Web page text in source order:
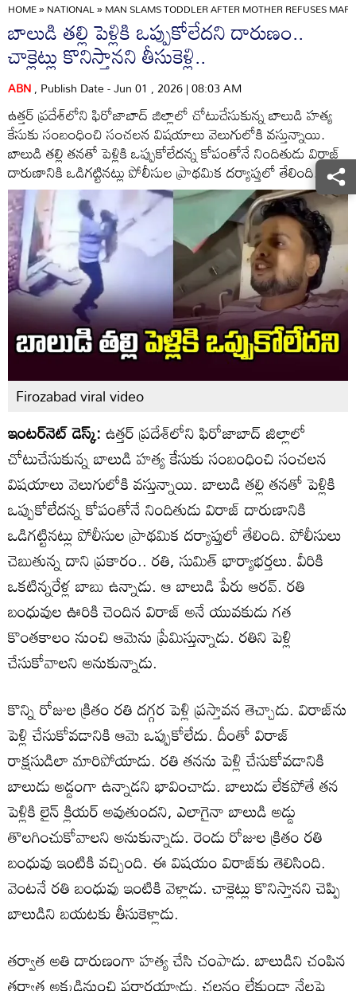
HOME»NATIONAL»MAN SLAMS TODDLER AFTER MOTHER REFUSES
బాలుడి తల్లి పెళ్లికి ఒప్పుకోలేదని దారుణం..
చాక్లెట్లు కొనిస్తానని తీసుకెళ్లి..
ABN, Publish Date - Jun 01 , 2026 | 08:03 AM
ఉత్తర్ ప్రదేశ్‌లోని ఫిరోజాబాద్ జిల్లాలో చోటుచేసుకున్న బాలుడి హత్య
కేసుకు సంబంధించి సంచలన విషయాలు వెలుగులోకి వస్తున్నాయి.
బాలుడి తల్లి తనతో పెళ్లికి ఒప్పుకోలేదన్న కోపంతోనే నిందితుడు విరాజ్
దారుణానికి ఒడిగట్టినట్లు పోలీసుల ప్రాథమిక దర్యాప్తులో తేలింది.
Firozabad viral video
ఇంటర్‌నెట్ డెస్క్:ఉత్తర్ ప్రదేశ్‌లోని ఫిరోజాబాద్ జిల్లాలో
చోటుచేసుకున్న బాలుడి హత్య కేసుకు సంబంధించి సంచలన
విషయాలు వెలుగులోకి వస్తున్నాయి. బాలుడి తల్లి తనతో పెళ్లికి
ఒప్పుకోలేదన్న కోపంతోనే నిందితుడు విరాజ్ దారుణానికి
ఒడిగట్టినట్లు పోలీసుల ప్రాథమిక దర్యాప్తులో తేలింది. పోలీసులు
చెబుతున్న దాని ప్రకారం.. రతి, సుమిత్ భార్యాభర్తలు. వీరికి
ఒకటిన్నరేళ్ల బాబు ఉన్నాడు. ఆ బాలుడి పేరు ఆరవ్. రతి
బంధువుల ఊరికి చెందిన విరాజ్ అనే యువకుడు గత
కొంతకాలం నుంచి ఆమెను ప్రేమిస్తున్నాడు. రతిని పెళ్లి
చేసుకోవాలని అనుకున్నాడు.
కొన్ని రోజుల క్రితం రతి దగ్గర పెళ్లి ప్రస్తావన తెచ్చాడు. విరాజ్‌ను
పెళ్లి చేసుకోవడానికి ఆమె ఒప్పుకోలేదు. దీంతో విరాజ్
రాక్షసుడిలా మారిపోయాడు. రతి తనను పెళ్లి చేసుకోవడానికి
బాలుడు అడ్డంగా ఉన్నాడని భావించాడు. బాలుడు లేకపోతే తన
పెళ్లికి లైన్ క్లియర్ అవుతుందని, ఎలాగైనా బాలుడి అడ్డు
తొలగించుకోవాలని అనుకున్నాడు. రెండు రోజుల క్రితం రతి
బంధువు ఇంటికి వచ్చింది. ఈ విషయం విరాజ్‌కు తెలిసింది.
వెంటనే రతి బంధువు ఇంటికి వెళ్లాడు. చాక్లెట్లు కొనిస్తానని చెప్పి
బాలుడిని బయటకు తీసుకెళ్లాడు.
తర్వాత అతి దారుణంగా హత్య చేసి చంపాడు. బాలుడిని చంపిన